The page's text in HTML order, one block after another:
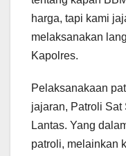
harga, tapi kami
melaksanakan
Kapolres.
Pelaksanakaan
jajaran, Patroli Sat
Lantas. Yang
patroli, melainkan